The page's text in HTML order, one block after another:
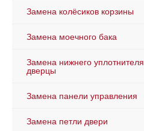
Замена колёсиков корзины
Замена моечного бака
Замена нижнего уплотнителя
дверцы
Замена панели управления
Замена петли двери